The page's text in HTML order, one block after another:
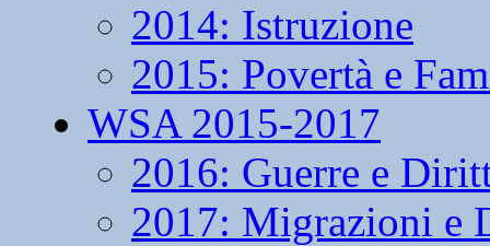
2014: Istruzione
2015: Povertà e
WSA 2015-2017
2016: Guerre e
2017: Migrazioni e